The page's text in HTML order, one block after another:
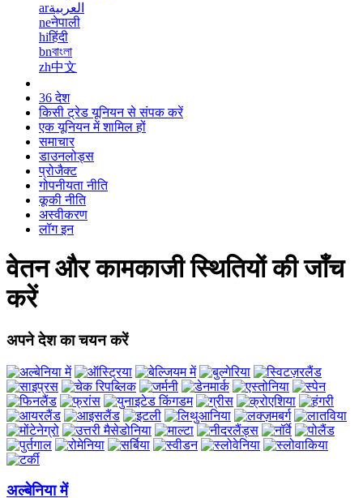
arالعربية
neनेपाली
hiहिंदी
bnবাংলা
zh中文
36 देश
किसी ट्रेड यूनियन से संपक करें
एक यूनियन में शामिल हों
समाचार
डाउनलोड्स
प्रोजैक्ट
गोपनीयता नीति
कूकी नीति
अस्वीकरण
लॉग इन
वेतन और कामकाजी स्थितियों की जाँच
करें
अपने देश का चयन करें
अल्बेनिया में